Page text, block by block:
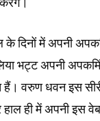
दिनों में अपनी
भट्ट अपनी
हैं। वरुण धवन इस
ही में अपनी इस